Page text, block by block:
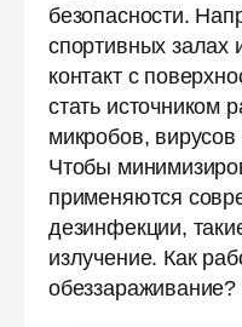
безопасности.
спортивных залах
контакт с
стать источником
микробов, вирусов
Чтобы
применяются
дезинфекции,
излучение. Как